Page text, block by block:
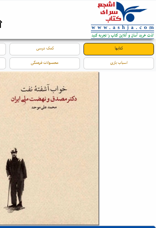
کتابها کمک درسی
اسباب بازی محصولات فرهنگی